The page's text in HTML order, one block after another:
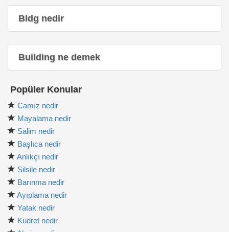
Bldg nedir
Building ne demek
Popüler Konular
Camız nedir
Mayalama nedir
Salim nedir
Başlıca nedir
Anlıkçı nedir
Silsile nedir
Barınma nedir
Ayıplama nedir
Yatak nedir
Kudret nedir